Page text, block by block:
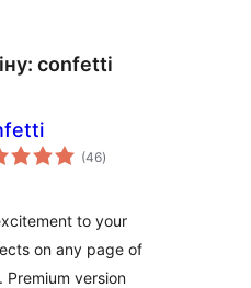
confetti
(46загальний
рейтинг
)
to your
on any page of
Premium version